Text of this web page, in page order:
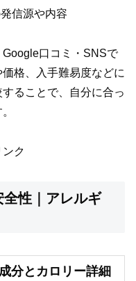
信源や内容
口コミ・SNSで
格、入手難易度などに
ることで、自分に合っ
ク
性｜アレルギ
分とカロリー詳細